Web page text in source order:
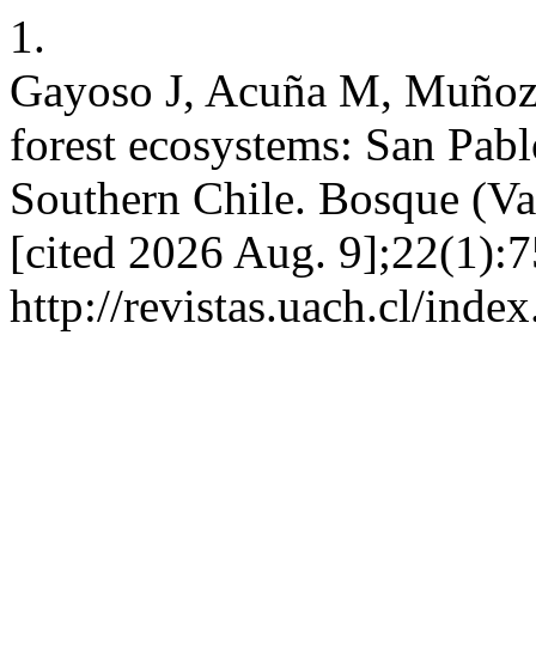
1.
Gayoso J, Acuña M,
forest ecosystems: San
Southern Chile. Bosque
[cited 2026 Aug.
http://revistas.uach.cl/